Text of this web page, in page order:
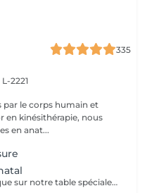
335
2221
par le corps humain et
en kinésithérapie, nous
en anat...
Profitez d'un drainage lymphatique sur notre table spécialement conçues pour nos clientes enceintes Avec des coussins amovibles, vous pourrez de nouveau vous allonger sur le ventre pour profiter pleinement de votre drainage, du premier au dernier trimestre